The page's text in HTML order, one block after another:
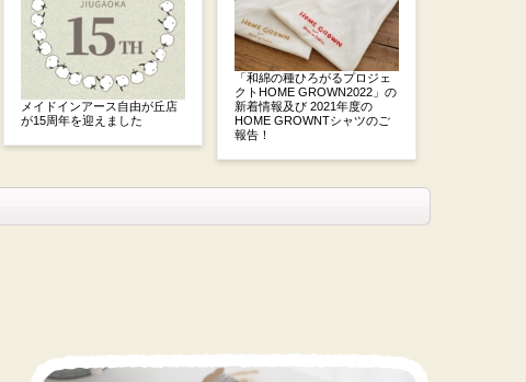
メイドインアース自由が丘店
が15周年を迎えました
「和綿の種ひろがるプロジェ
クトHOME GROWN2022」の
新着情報及び 2021年度の
HOME GROWNTシャツのご
報告！